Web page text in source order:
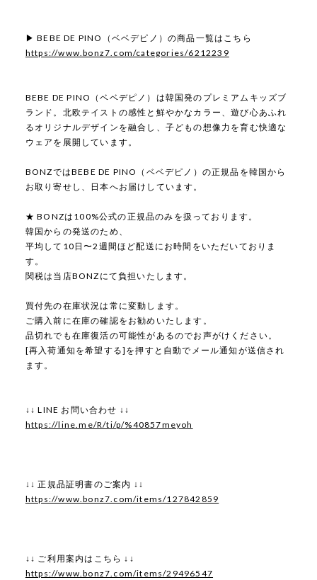
▶ BEBE DE PINO（ベベデピノ）の商品一覧はこちら
https://www.bonz7.com/categories/6212239
BEBE DE PINO（ベベデピノ）は韓国発のプレミアムキッズブ
ランド。北欧テイストの感性と鮮やかなカラー、遊び心あふれ
るオリジナルデザインを融合し、子どもの想像力を育む快適な
ウェアを展開しています。
BONZではBEBE DE PINO（ベベデピノ）の正規品を韓国から
お取り寄せし、日本へお届けしています。
★ BONZは100%公式の正規品のみを扱っております。
韓国からの発送のため、
平均して10日〜2週間ほど配送にお時間をいただいておりま
す。
関税は当店BONZにて負担いたします。
買付先の在庫状況は常に変動します。
ご購入前に在庫の確認をお勧めいたします。
品切れでも在庫復活の可能性があるのでお声がけください。
[再入荷通知を希望する]を押すと自動でメール通知が送信され
ます。
↓↓ LINE お問い合わせ ↓↓
https://line.me/R/ti/p/%40857meyoh
↓↓ 正規品証明書のご案内 ↓↓
https://www.bonz7.com/items/127842859
↓↓ ご利用案内はこちら ↓↓
https://www.bonz7.com/items/29496547